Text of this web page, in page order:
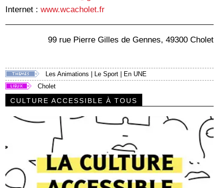
Internet :www.wcacholet.fr
99 rue Pierre Gilles de Gennes, 49300 Cholet
Les Animations | Le Sport | En UNE
Cholet
CULTURE ACCESSIBLE À TOUS